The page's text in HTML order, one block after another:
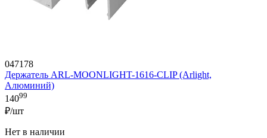
047178
Держатель ARL-MOONLIGHT-1616-CLIP (Arlight,
Алюминий)
14099
₽/шт
Нет в наличии